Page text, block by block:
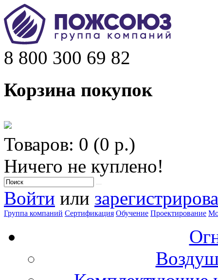
8 800 300 69 82
Корзина покупок
Товаров: 0 (0 р.)
Ничего не куплено!
Войти или
Группа компаний Сертификация Обучение Проектирование